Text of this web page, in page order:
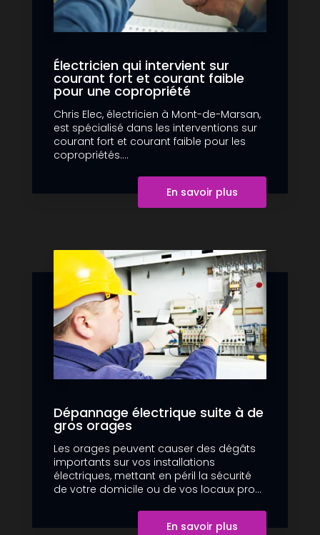
Électricien qui intervient sur
courant fort et courant faible
pour une copropriété
Chris Elec, électricien à Mont-de-Marsan,
est spécialisé dans les interventions sur
courant fort et courant faible pour les
copropriétés....
En savoir plus
Dépannage électrique suite à de
gros orages
Les orages peuvent causer des dégâts
importants sur vos installations
électriques, mettant en péril la sécurité
de votre domicile ou de vos locaux pro...
En savoir plus